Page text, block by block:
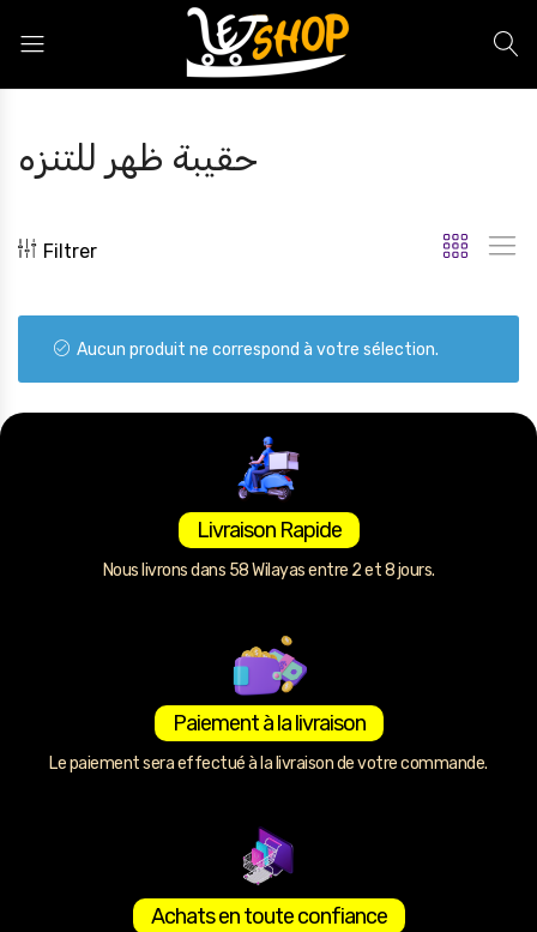
حقيبة ظهر للتنزه
Filtrer
Aucun produit ne correspond à votre sélection.
Livraison Rapide
Nous livrons dans 58 Wilayas entre 2 et 8 jours.
Paiement à la livraison
Le paiement sera effectué à la livraison de votre commande.
Achats en toute confiance